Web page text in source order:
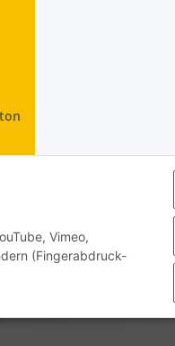
Vimeo,
(Fingerabdruck-